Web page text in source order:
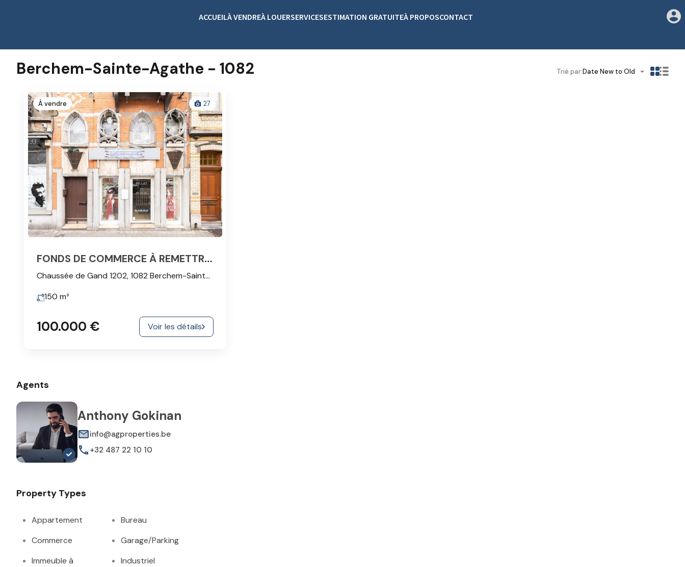
ACCUEILÀ VENDREÀ LOUERSERVICESESTIMATION GRATUITEÀ PROPOSCONTACT
Berchem-Sainte-Agathe - 1082 Trié par:Date New to Old
À vendre 27
FONDS DE COMMERCE À REMETTRE : RESTAURANT + JARDIN + CAVES
Chaussée de Gand 1202, 1082 Berchem-Sainte-Agathe
150 m²
100.000 € Voir les détails
Agents
Anthony Gokinan
info@agproperties.be
+32 487 22 10 10
Property Types
Appartement
Bureau
Commerce
Garage/Parking
Immeuble à
Industriel